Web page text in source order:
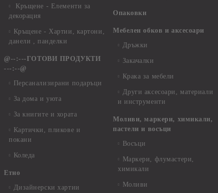
Кръщене - Елементи за
декорация
Кръщене - Хартии, картони,
данели , панделки
@--:---ГОТОВИ ПРОДУКТИ
---:--@
Персанализирани подаръци
За дома и уюта
За книгите и хората
Картички, пликове и
покани
Коледа
Етно
Дизайнерски хартии
Опаковки
Мебелен обков и аксесоари
Дръжки
Закачалки
Крака за мебели
Други аксесоари, материали
и инструменти
Моливи, маркери, химикали,
пастели и восъци
Восъци
Маркери, флумастери,
химикали
Моливи